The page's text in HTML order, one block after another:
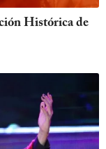
Histórica de